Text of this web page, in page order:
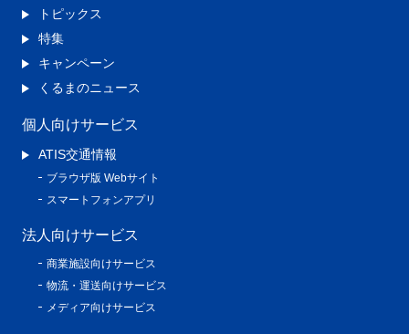
トピックス
特集
キャンペーン
くるまのニュース
個人向けサービス
ATIS交通情報
ブラウザ版 Webサイト
スマートフォンアプリ
法人向けサービス
商業施設向けサービス
物流・運送向けサービス
メディア向けサービス